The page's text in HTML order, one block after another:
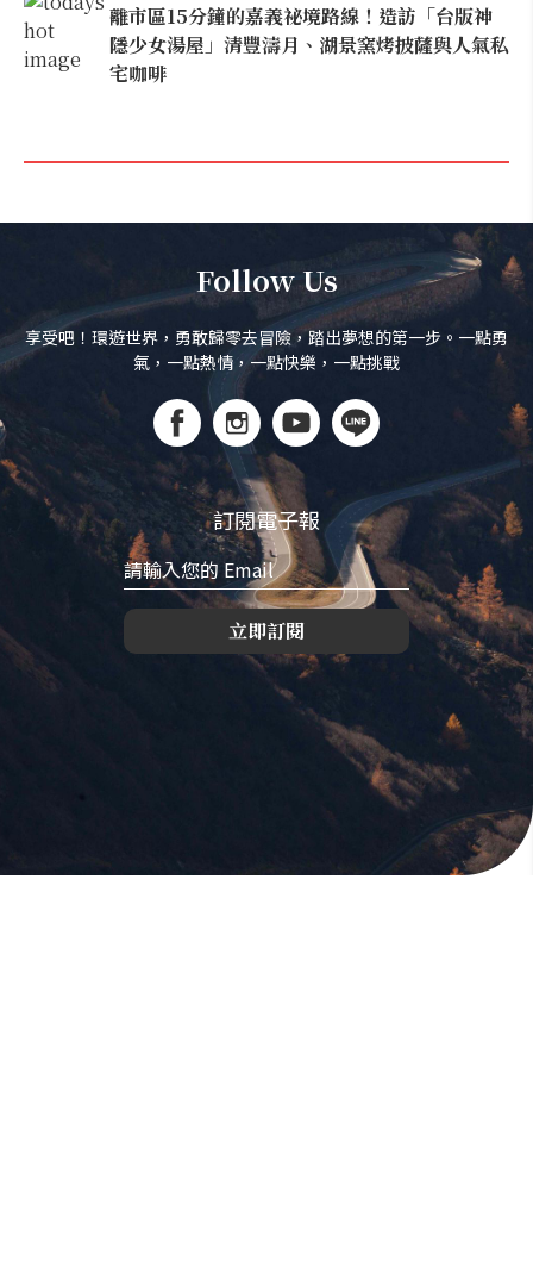
離市區15分鐘的嘉義祕境路線！造訪「台版神
隱少女湯屋」清豐濤月、湖景窯烤披薩與人氣私
宅咖啡
Follow Us
享受吧！環遊世界，勇敢歸零去冒險，踏出夢想的第一步。一點勇
氣，一點熱情，一點快樂，一點挑戰
訂閱電子報
立即訂閱